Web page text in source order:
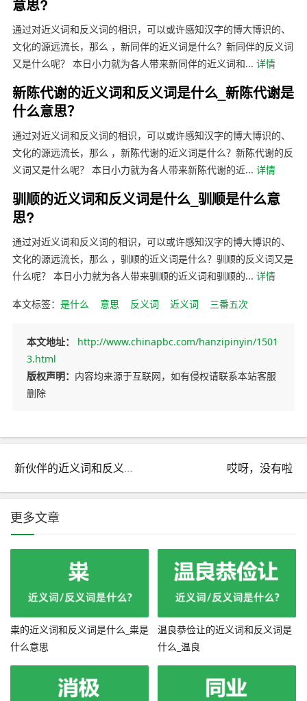
意思?
通过对近义词和反义词的相识，可以或许感知汉字的博大博识的、
文化的源远流长，那么 ，新同伴的近义词是什么？新同伴的反义词
又是什么呢？ 本日小力就为各人带来新同伴的近义词和... 详情
新陈代谢的近义词和反义词是什么_新陈代谢是
什么意思？
通过对近义词和反义词的相识，可以或许感知汉字的博大博识的、
文化的源远流长，那么 ，新陈代谢的近义词是什么？新陈代谢的反
义词又是什么呢？ 本日小力就为各人带来新陈代谢的近... 详情
驯顺的近义词和反义词是什么_驯顺是什么意
思?
通过对近义词和反义词的相识，可以或许感知汉字的博大博识的、
文化的源远流长，那么 ，驯顺的近义词是什么？驯顺的反义词又是
什么呢？ 本日小力就为各人带来驯顺的近义词和驯顺的... 详情
本文标签： 是什么 意思 反义词 近义词 三番五次
本文地址：
http://www.chinapbc.com/hanzipinyin/1501
3.html
版权声明： 内容均来源于互联网，如有侵权请联系本站客服
删除
新伙伴的近义词和反义词是什么_新伙伴是什么意思? 哎呀，没有啦
更多文章
粜的近义词和反义词是什么_粜是
什么意思
温良恭俭让的近义词和反义词是
什么_温良